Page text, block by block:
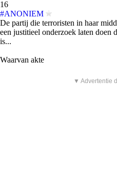
16
#ANONIEM
De partij die terroristen in haar
een justitieel onderzoek laten doen
is...
Waarvan akte
▼ Advertentie